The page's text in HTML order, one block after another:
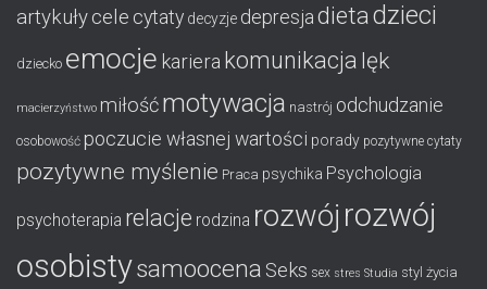
artykułycele cytaty decyzje depresja dietadzieci
dziecko emocje kariera komunikacja lęk
macierzyństwo miłośćmotywacja nastrój odchudzanie
osobowość poczucie własnej wartości porady pozytywne cytaty
pozytywne myślenie Praca psychika Psychologia
psychoterapia relacje rodzina rozwój rozwój
osobistysamoocena Seks sex stres Studia styl życia